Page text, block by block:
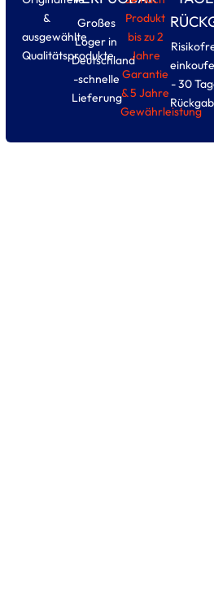
&
ausgewählte
Qualitätsprodukte
Großes
Loger in
Deutschland
-schnelle
Lieferung
Produkt
bis zu 2
Jahre
Garantie
& 5 Jahre
Gewährleistung
- 30